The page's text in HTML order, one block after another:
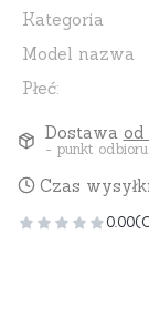
Kategoria
Model nazwa
Płeć:
Dostawa od
- punkt odbioru
Czas
0.00